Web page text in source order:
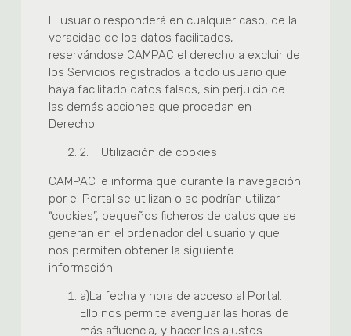
El usuario responderá en cualquier caso, de la
veracidad de los datos facilitados,
reservándose CAMPAC el derecho a excluir de
los Servicios registrados a todo usuario que
haya facilitado datos falsos, sin perjuicio de
las demás acciones que procedan en
Derecho.
2. Utilización de cookies
CAMPAC le informa que durante la navegación
por el Portal se utilizan o se podrían utilizar
“cookies”, pequeños ficheros de datos que se
generan en el ordenador del usuario y que
nos permiten obtener la siguiente
información:
a)La fecha y hora de acceso al Portal.
Ello nos permite averiguar las horas de
más afluencia, y hacer los ajustes